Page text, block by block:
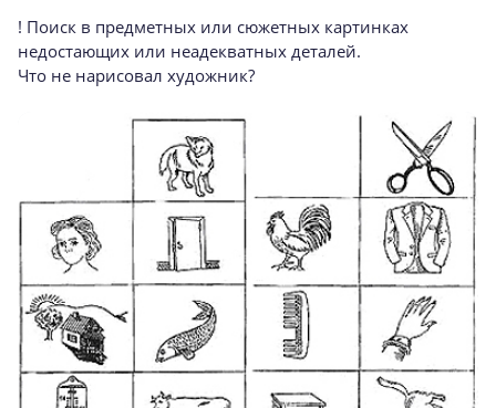
! Поиск в предметных или сюжетных картинках
недостающих или неадекватных деталей.
Что не нарисовал художник?